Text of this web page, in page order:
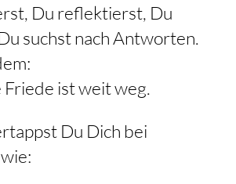
Du reflektierst, Du
suchst nach Antworten.
ist weit weg.
Du Dich bei